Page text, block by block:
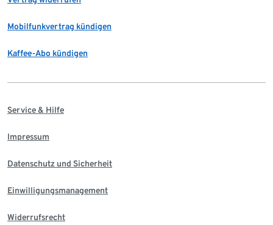
Mobilfunkvertrag kündigen
Kaffee-Abo kündigen
Service & Hilfe
Impressum
Datenschutz und Sicherheit
Einwilligungsmanagement
Widerrufsrecht